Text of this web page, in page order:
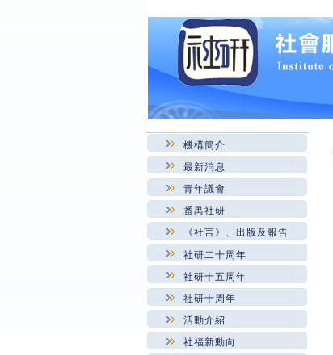
機構簡介
最新消息
青年議會
番禺社研
《社言》、出版及報告
社研二十周年
社研十五周年
社研十周年
活動介紹
社福新動向